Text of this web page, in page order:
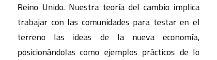
Reino Unido. Nuestra teoría del cambio implica
trabajar con las comunidades para testar en el
terreno las ideas de la nueva economía,
posicionándolas como ejemplos prácticos de lo